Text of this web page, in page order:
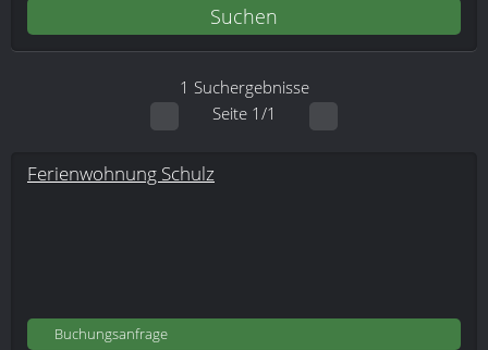
1 Suchergebnisse
Seite 1/1
Ferienwohnung Schulz
Buchungsanfrage